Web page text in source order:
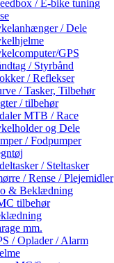
/ E-bike tuning
/ Dele
GPS
/ Styrbånd
/ Reflekser
/ Tasker, Tilbehør
/ tilbehør
MTB / Race
og Dele
/ Fodpumper
/ Steltasker
/ Rense / Plejemidler
& Beklædning
tilbehør
mm.
/ Oplader / Alarm